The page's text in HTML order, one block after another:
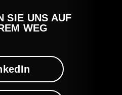
SIE UNS AUF
WEG